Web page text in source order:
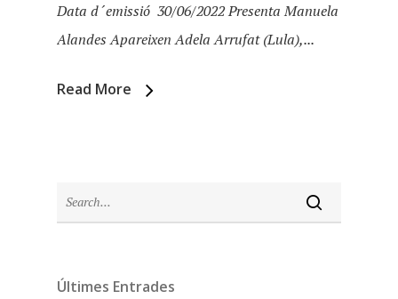
Data d´emissió 30/06/2022 Presenta Manuela
Alandes Apareixen Adela Arrufat (Lula),...
Read More
Últimes Entrades